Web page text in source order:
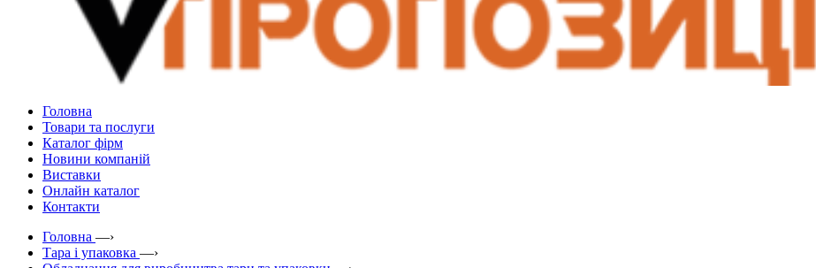
Головна
Товари та послуги
Каталог фірм
Новини компаній
Виставки
Онлайн каталог
Контакти
Головна —›
Тара і упаковка —›